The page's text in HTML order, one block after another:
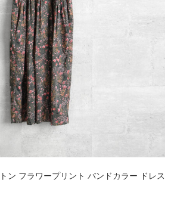
ン フラワープリント バンドカラー ドレス